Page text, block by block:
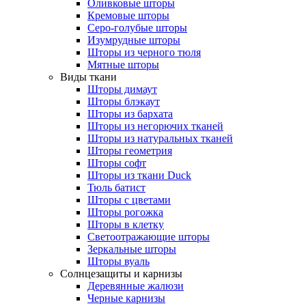
Оливковые шторы
Кремовые шторы
Серо-голубые шторы
Изумрудные шторы
Шторы из черного тюля
Мятные шторы
Виды ткани
Шторы димаут
Шторы блэкаут
Шторы из бархата
Шторы из негорючих тканей
Шторы из натуральных тканей
Шторы геометрия
Шторы софт
Шторы из ткани Duck
Тюль батист
Шторы с цветами
Шторы рогожка
Шторы в клетку
Светоотражающие шторы
Зеркальные шторы
Шторы вуаль
Солнцезащиты и карнизы
Деревянные жалюзи
Черные карнизы